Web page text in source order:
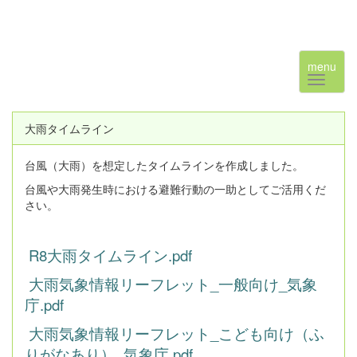
menu
大雨タイムライン
台風（大雨）を想定したタイムラインを作成しました。
台風や大雨発生時における避難行動の一助としてご活用くだ
さい。
R8大雨タイムライン.pdf
大雨気象情報リーフレット_一般向け_気象
庁.pdf
大雨気象情報リーフレット_こども向け（ふ